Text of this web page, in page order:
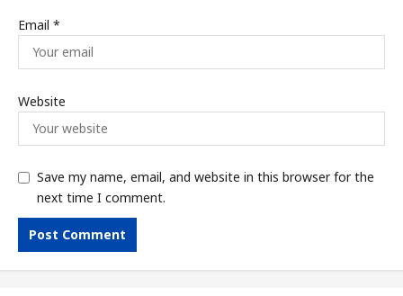
Email *
Website
Save my name, email, and website in this browser for the
next time I comment.